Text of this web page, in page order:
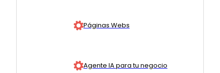
Páginas Webs
Agente IA para tu negocio